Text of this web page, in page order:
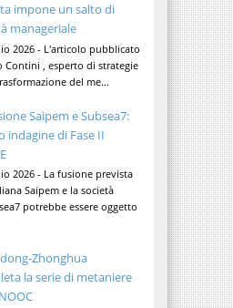
impone un salto di
manageriale
2026 - L'articolo pubblicato
Contini , esperto di strategie
del me...
Saipem e Subsea7:
indagine di Fase II
2026 - La fusione prevista
Saipem e la società
potrebbe essere oggetto
Zhonghua
la serie di metaniere